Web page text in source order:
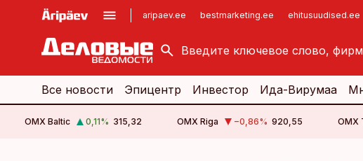
aripaev.ee bestmarketing.ee ehitusuudised.ee
kinnisvarauudised.ee
logistikauudised.ee
imelineajalugu.ee
Все новости Эпицентр Инвестор Ида-Вирумаа
OMX Baltic 0,11% 315,32 OMX Riga −0,86% 920,55 OMX